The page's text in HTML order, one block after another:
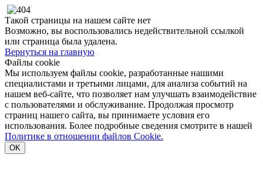
Такой страницы на нашем сайте нет
Возможно, вы воспользовались недействительной ссылкой
или страница была удалена.
Вернуться на главную
Файлы cookie
Мы используем файлы cookie, разработанные нашими
специалистами и третьими лицами, для анализа событий на
нашем веб-сайте, что позволяет нам улучшать взаимодействие
с пользователями и обслуживание. Продолжая просмотр
страниц нашего сайта, вы принимаете условия его
использования. Более подробные сведения смотрите в нашей
Политике в отношении файлов Cookie.
OK